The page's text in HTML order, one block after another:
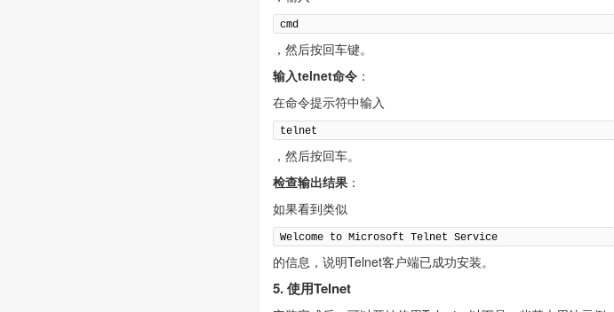
cmd
，然后按回车键。
输入telnet命令 ：
在命令提示符中输入
telnet
，然后按回车。
检查输出结果 ：
如果看到类似
Welcome to Microsoft Telnet Service
的信息，说明Telnet客户端已成功安装。
5. 使用Telnet